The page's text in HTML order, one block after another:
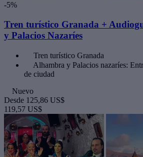
-5%
Tren turístico Granada +
y Palacios Nazaríes
Tren turístico Granada
Alhambra y Palacios nazaríes:
de ciudad
Nuevo
Desde 125,86 US$
119,57 US$